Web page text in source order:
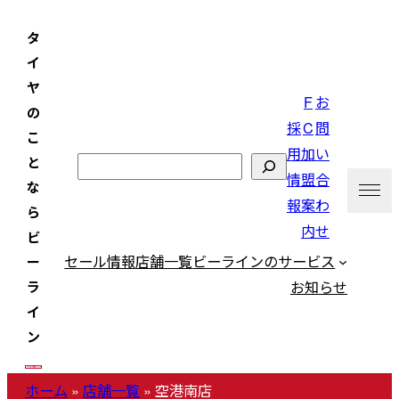
タ
イ
ヤ
の
こ
と
な
ら
ビ
ー
ラ
イ
ン
採
用
情
報
F
C
加
盟
案
内
お
問
い
合
わ
せ
セール情報店舗一覧ビーラインのサービス
お知らせ
ホーム » 店舗一覧 » 空港南店